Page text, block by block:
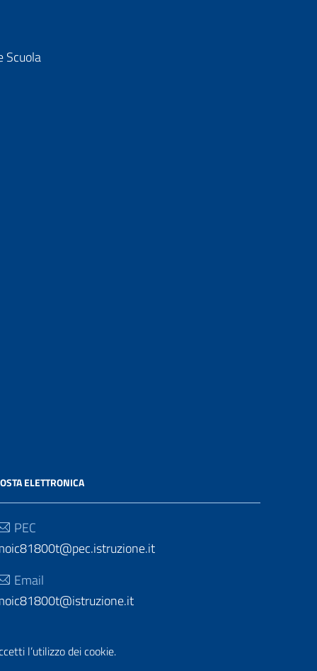
l’utilizzo dei cookie.
Scuola
ELETTRONICA
PEC
Email